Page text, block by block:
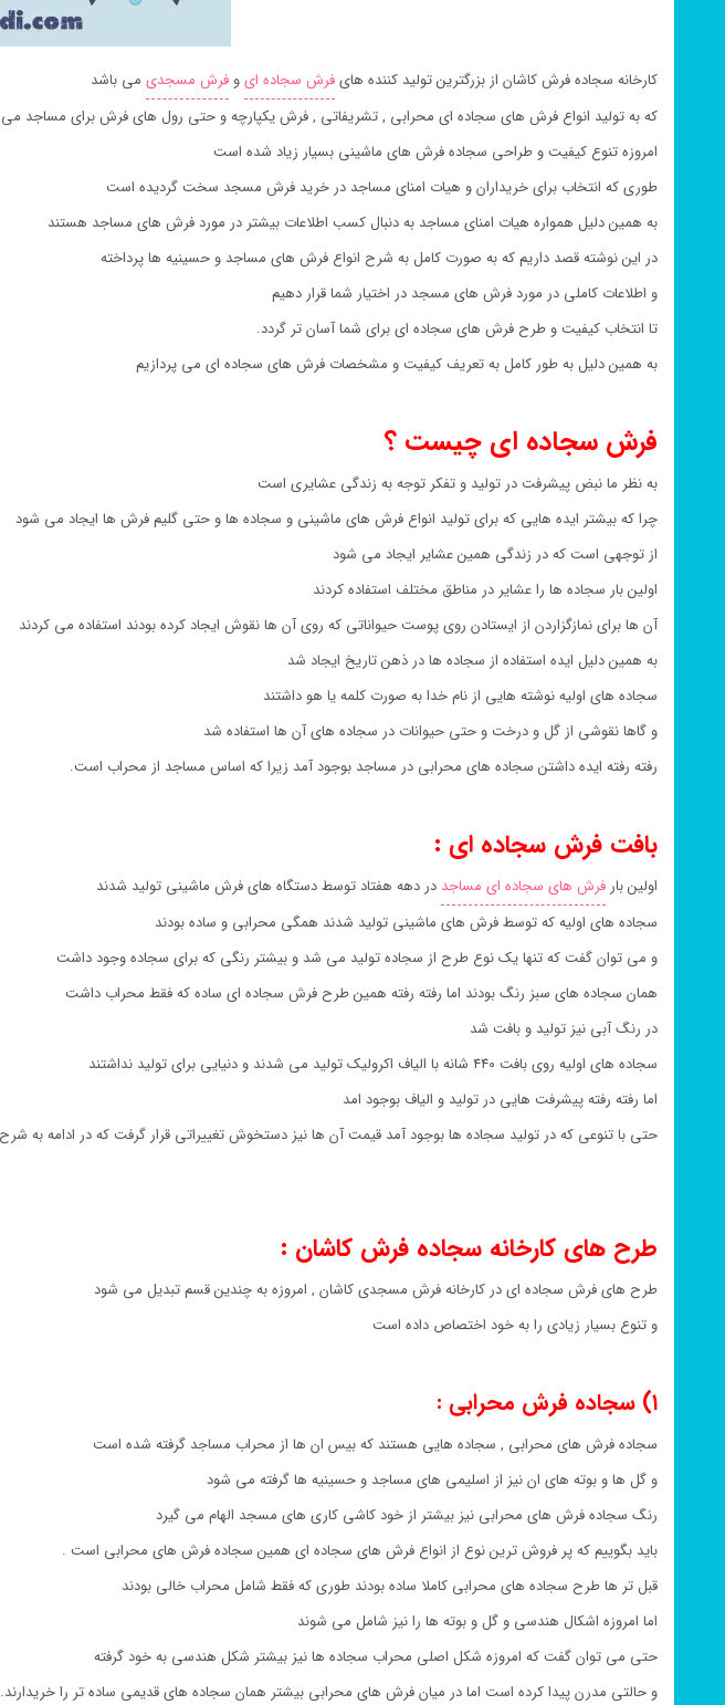
کارخانه سجاده فرش کاشان از بزرگترین تولید کننده هایفرش سجاده ایوفرش مسجدی می باشد
که به تولید انواع فرش های سجاده ای محرابی , تشریفاتی , فرش یکپارچه و حتی رول های فرش برای مساجد می
امروزه تنوع کیفیت و طراحی سجاده فرش های ماشینی بسیار زیاد شده است
طوری که انتخاب برای خریداران و هیات امنای مساجد در خرید فرش مسجد سخت گردیده است
به همین دلیل همواره هیات امنای مساجد به دنبال کسب اطلاعات بیشتر در مورد فرش های مساجد هستند
در این نوشته قصد داریم که به صورت کامل به شرح انواع فرش های مساجد و حسینیه ها پرداخته
و اطلاعات کاملی در مورد فرش های مسجد در اختیار شما قرار دهیم
تا انتخاب کیفیت و طرح فرش های سجاده ای برای شما آسان تر گردد.
به همین دلیل به طور کامل به تعریف کیفیت و مشخصات فرش های سجاده ای می پردازیم
فرش سجاده ای چیست ؟
به نظر ما نبض پیشرفت در تولید و تفکر توجه به زندگی عشایری است
چرا که بیشتر ایده هایی که برای تولید انواع فرش های ماشینی و سجاده ها و حتی گلیم فرش ها ایجاد می شود
از توجهی است که در زندگی همین عشایر ایجاد می شود
اولین بار سجاده ها را عشایر در مناطق مختلف استفاده کردند
آن ها برای نمازگزاردن از ایستادن روی پوست حیواناتی که روی آن ها نقوش ایجاد کرده بودند استفاده می کردند
به همین دلیل ایده استفاده از سجاده ها در ذهن تاریخ ایجاد شد
سجاده های اولیه نوشته هایی از نام خدا به صورت کلمه یا هو داشتند
و گاها نقوشی از گل و درخت و حتی حیوانات در سجاده های آن ها استفاده شد
رفته رفته ایده داشتن سجاده های محرابی در مساجد بوجود آمد زیرا که اساس مساجد از محراب است.
بافت فرش سجاده ای :
اولین بارفرش های سجاده ای مساجد در دهه هفتاد توسط دستگاه های فرش ماشینی تولید شدند
سجاده های اولیه که توسط فرش های ماشینی تولید شدند همگی محرابی و ساده بودند
و می توان گفت که تنها یک نوع طرح از سجاده تولید می شد و بیشتر رنگی که برای سجاده وجود داشت
همان سجاده های سبز رنگ بودند اما رفته رفته همین طرح فرش سجاده ای ساده که فقط محراب داشت
در رنگ آبی نیز تولید و بافت شد
سجاده های اولیه روی بافت ۴۴۰ شانه با الیاف اکرولیک تولید می شدند و دنیایی برای تولید نداشتند
اما رفته رفته پیشرفت هایی در تولید و الیاف بوجود امد
حتی با تنوعی که در تولید سجاده ها بوجود آمد قیمت آن ها نیز دستخوش تغییراتی قرار گرفت که در ادامه به
طرح های کارخانه سجاده فرش کاشان :
طرح های فرش سجاده ای در کارخانه فرش مسجدی کاشان , امروزه به چندین قسم تبدیل می شود
و تنوع بسیار زیادی را به خود اختصاص داده است
۱) سجاده فرش محرابی :
سجاده فرش های محرابی , سجاده هایی هستند که بیس ان ها از محراب مساجد گرفته شده است
و گل ها و بوته های ان نیز از اسلیمی های مساجد و حسینیه ها گرفته می شود
رنگ سجاده فرش های محرابی نیز بیشتر از خود کاشی کاری های مسجد الهام می گیرد
باید بگوییم که پر فروش ترین نوع از انواع فرش های سجاده ای همین سجاده فرش های محرابی است .
قبل تر ها طرح سجاده های محرابی کاملا ساده بودند طوری که فقط شامل محراب خالی بودند
اما امروزه اشکال هندسی و گل و بوته ها را نیز شامل می شوند
حتی می توان گفت که امروزه شکل اصلی محراب سجاده ها نیز بیشتر شکل هندسی به خود گرفته
و حالتی مدرن پیدا کرده است اما در میان فرش های محرابی بیشتر همان سجاده های قدیمی ساده تر را خریدارند.